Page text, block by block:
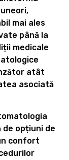
mai ales
până la
medicale
atât
asociată
de opțiuni de
confort